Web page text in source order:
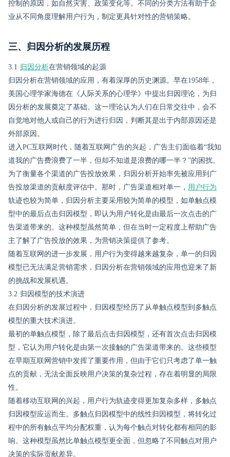
控制的原因，如自然灾害、政策变化等。不同的分类方法有助于企
业从不同角度理解用户行为，制定更具针对性的营销策略。
三、归因分析的发展历程
3.1 归因分析在营销领域的起源
归因分析在营销领域的应用，有着深厚的历史渊源。早在1958年，
美国心理学家海德在《人际关系的心理学》中提出归因理论，为归
因分析的发展奠定了基础。这一理论认为人们在日常交往中，会不
自觉地对他人或自己的行为进行归因，判断其是出于内部原因还是
外部原因。
进入PC互联网时代，随着互联网广告的兴起，广告主们面临着“我知
道我的广告费浪费了一半，但却不知道是浪费的哪一半？”的困扰。
为了衡量各个渠道的广告投放效果，归因分析开始率先被应用到广
告投放渠道的贡献度评估中。那时，广告渠道相对单一， 用户行为
轨迹也较为简单，归因分析主要采用较为简单的模型，如单触点模
型中的最后点击归因模型，即认为用户转化是由最后一次点击的广
告渠道带来的。这种模型虽然简单，但在当时一定程度上帮助广告
主了解了广告投放的效果，为营销决策提供了参考。
随着互联网的进一步发展，用户行为变得越来越复杂，单一的归因
模型已无法满足营销需求，归因分析在营销领域的应用也迎来了新
的挑战和发展机遇。
3.2 归因模型的技术演进
在归因分析的发展过程中，归因模型经历了从单触点模型到多触点
模型的重大技术演进。
最初的单触点模型，除了最后点击归因模型，还有首次点击归因模
型，它认为用户转化是由第一次接触的广告渠道带来的。这些模型
在早期互联网营销中发挥了重要作用，但由于它们只考虑了单一触
点的贡献，无法全面反映用户决策的复杂过程，存在着明显的局限
性。
随着移动互联网的兴起，用户行为轨迹变得更加复杂多样，多触点
归因模型应运而生。多触点归因模型中的线性归因模型，将转化过
程中的所有触点平均分配权重，认为每个触点对转化都有相同的影
响。这种模型虽然比单触点模型更全面，但忽略了不同触点对用户
决策的实际贡献差异。